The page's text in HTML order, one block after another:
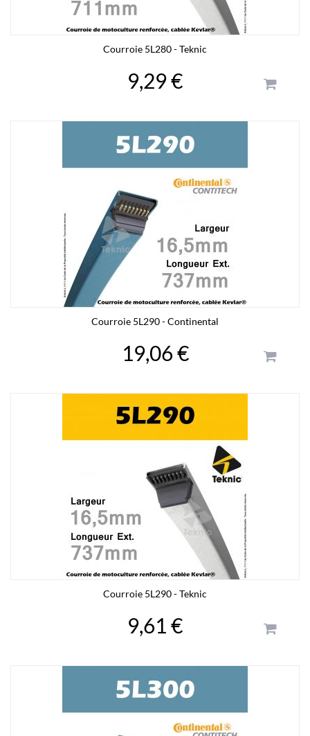
Courroie 5L280 - Teknic
9,29 €
Courroie 5L290 - Continental
19,06 €
Courroie 5L290 - Teknic
9,61 €